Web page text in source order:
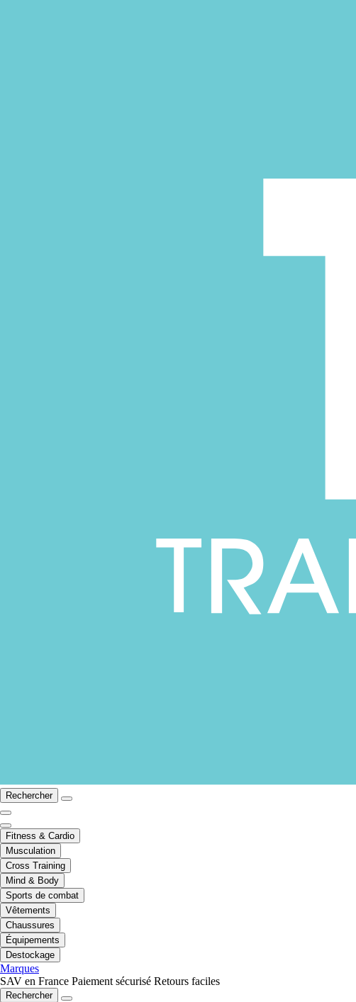
Rechercher
Fitness & Cardio
Musculation
Cross Training
Mind & Body
Sports de combat
Vêtements
Chaussures
Équipements
Destockage
Marques
SAV en France Paiement sécurisé Retours faciles
Rechercher